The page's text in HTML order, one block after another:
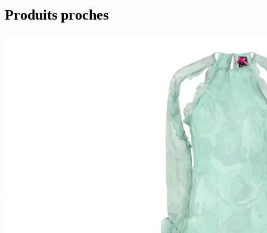
Produits proches